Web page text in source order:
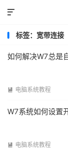

标签：宽带连接
如何解决W7总是
 电脑系统教程
W7系统如何设置
 电脑系统教程